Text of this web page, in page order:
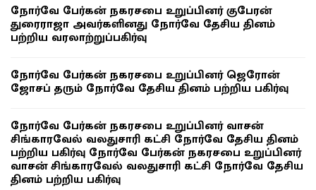
நோர்வே பேர்கன் நகரசபை உறுப்பினர் குபேரன்
துரைராஜா அவர்களினது நோர்வே தேசிய தினம்
பற்றிய வரலாற்றுப்பகிர்வு
நோர்வே பேர்கன் நகரசபை உறுப்பினர் ஜெரோன்
ஜோசப் தரும் நோர்வே தேசிய தினம் பற்றிய பகிர்வு
நோர்வே பேர்கன் நகரசபை உறுப்பினர் வாசன்
சிங்காரவேல் வலதுசாரி கட்சி நோர்வே தேசிய தினம்
பற்றிய பகிர்வு நோர்வே பேர்கன் நகரசபை உறுப்பினர்
வாசன் சிங்காரவேல் வலதுசாரி கட்சி நோர்வே தேசிய
தினம் பற்றிய பகிர்வு